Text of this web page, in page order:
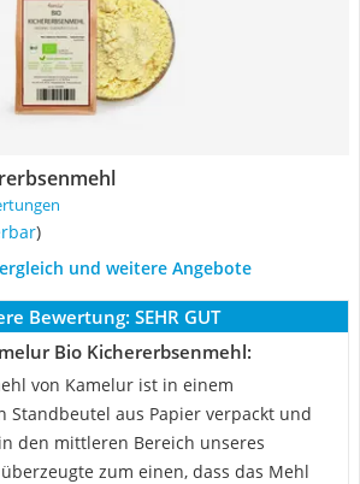
)
und weitere Angebote
Bewertung: SEHR GUT
Bio Kichererbsenmehl:
von Kamelur ist in einem
Standbeutel aus Papier verpackt und
den mittleren Bereich unseres
zum einen, dass das Mehl